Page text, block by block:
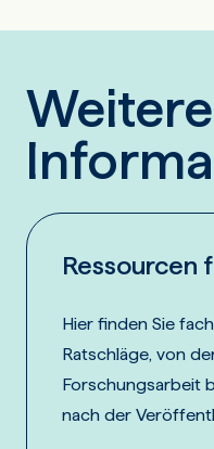
Weitere
Ressourcen
Hier finden Sie
Ratschläge, von
Forschungsarbeit
nach der